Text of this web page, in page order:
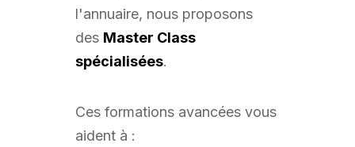
l'annuaire, nous proposons
des Master Class
spécialisées.
Ces formations avancées vous
aident à :